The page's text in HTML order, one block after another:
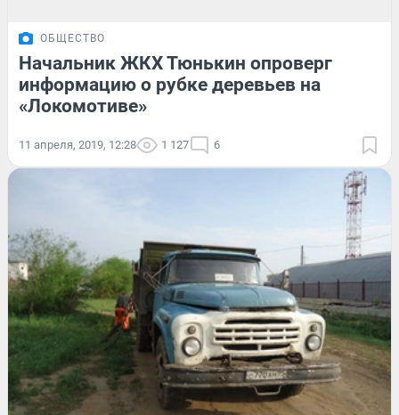
ОБЩЕСТВО
Начальник ЖКХ Тюнькин опроверг
информацию о рубке деревьев на
«Локомотиве»
11 апреля, 2019, 12:28 1 127 6